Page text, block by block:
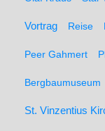
Vortrag Reise
Peer Gahmert
Bergbaumuseum
St. Vinzentius